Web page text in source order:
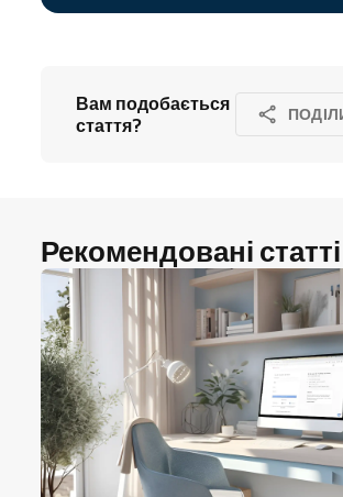
Вам подобається
стаття?
Рекомендовані статті